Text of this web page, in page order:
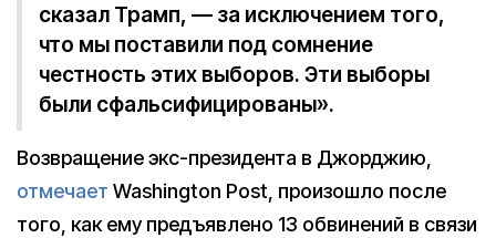
сказал Трамп, — за исключением того,
что мы поставили под сомнение
честность этих выборов. Эти выборы
были сфальсифицированы».
Возвращение экс-президента в Джорджию,
отмечает Washington Post, произошло после
того, как ему предъявлено 13 обвинений в связи